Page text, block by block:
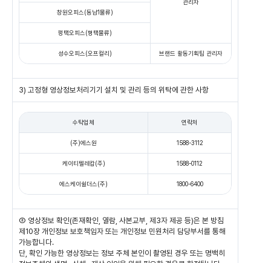
관리자
창원오피스(동남1물류)
펑택오피스(평택물류)
성수오피스(오프컬리) 브랜드 활동기획팀 관리자
3) 고정형 영상정보처리기기 설치 및 관리 등의 위탁에 관한 사항
수탁업체 연락처
(주)에스원 1588-3112
케이티텔레캅(주) 1588-0112
에스케이쉴더스(주) 1800-6400
② 영상정보 확인(존재확인, 열람, 사본교부, 제3자 제공 등)은 본 방침
제10장 개인정보 보호책임자 또는 개인정보 민원처리 담당부서를 통해
가능합니다.
단, 확인 가능한 영상정보는 정보 주체 본인이 촬영된 경우 또는 명백히